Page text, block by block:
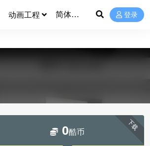
动画工程 登录
下载
0酷币